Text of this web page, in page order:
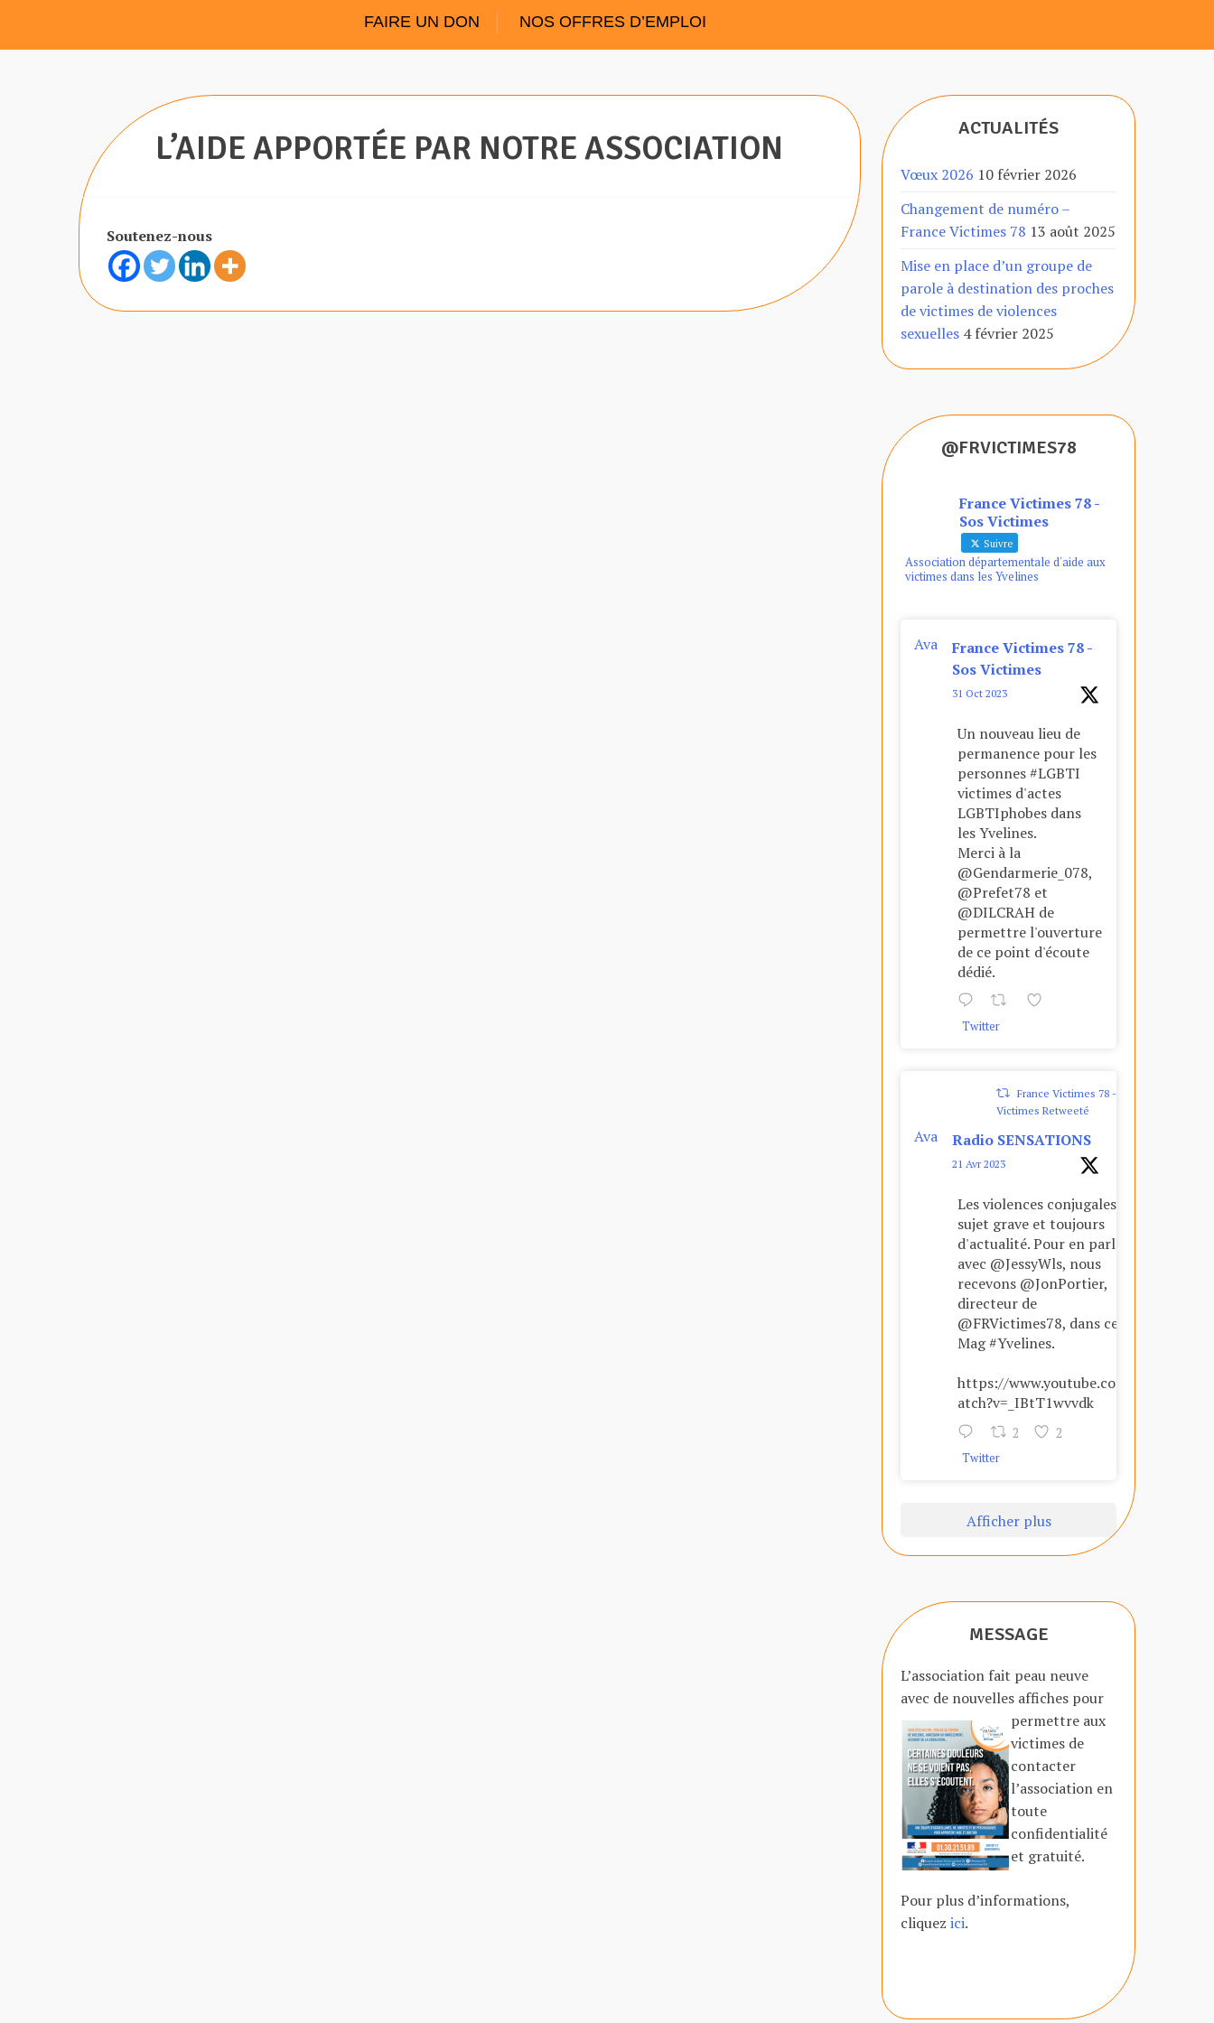
FAIRE UN DON NOS OFFRES D’EMPLOI
L’AIDE APPORTÉE PAR NOTRE ASSOCIATION
Soutenez-nous
ACTUALITÉS
Vœux 2026 10 février 2026
Changement de numéro –
France Victimes 78 13 août 2025
Mise en place d’un groupe de
parole à destination des proches
de victimes de violences
sexuelles 4 février 2025
@FRVICTIMES78
France Victimes 78 -
Sos Victimes
Suivre
Association départementale d'aide aux
victimes dans les Yvelines
Ava
France Victimes 78 -
Sos Victimes
31 Oct 2023
Un nouveau lieu de
permanence pour les
personnes #LGBTI
victimes d'actes
LGBTIphobes dans
les Yvelines.
Merci à la
@Gendarmerie_078,
@Prefet78 et
@DILCRAH de
permettre l'ouverture
de ce point d'écoute
dédié.
Twitter
France Victimes 78 - Sos
Victimes Retweeté
Ava
Radio SENSATIONS
21 Avr 2023
Les violences conjugales, un
sujet grave et toujours
d'actualité. Pour en parler
avec @JessyWls, nous
recevons @JonPortier,
directeur de
@FRVictimes78, dans ce
Mag #Yvelines.
https://www.youtube.com/w
atch?v=_IBtT1wvvdk
2 2
Twitter
Afficher plus
MESSAGE
L’association fait peau neuve
avec de nouvelles affiches pour
permettre aux
victimes de
contacter
l’association en
toute
confidentialité
et gratuité.
Pour plus d’informations,
cliquezici.